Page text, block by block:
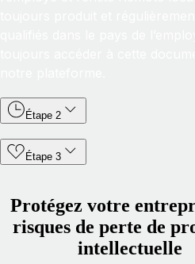
Étape 2
Étape 3
Protégez votre
risques de perte de
intellectuelle